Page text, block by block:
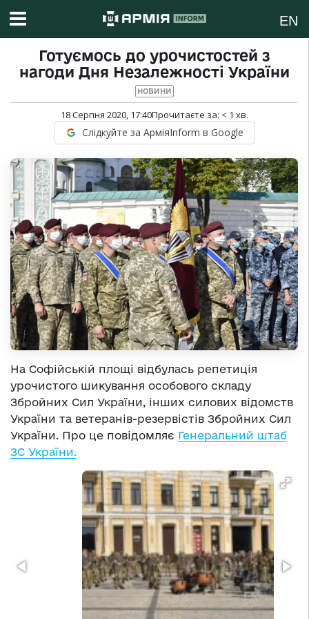
EN
Готуємось до урочистостей з
нагоди Дня Незалежності України
НОВИНИ
18 Серпня 2020, 17:40Прочитаєте за: < 1 хв.
Слідкуйте за АрміяInform в Google
На Софійській площі відбулась репетиція
урочистого шикування особового складу
Збройних Сил України, інших силових відомств
України та ветеранів-резервістів Збройних Сил
України. Про це повідомляє Генеральний штаб
ЗС України.